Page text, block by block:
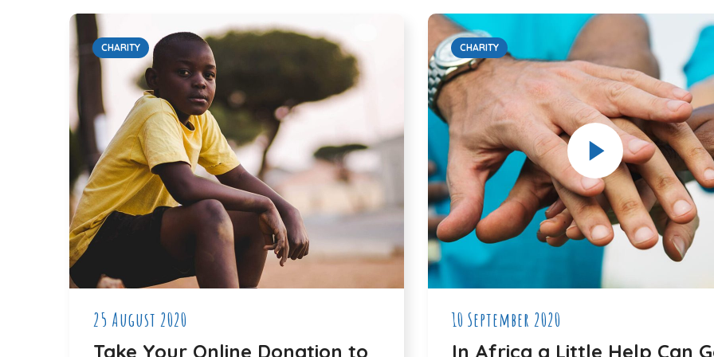
CHARITY
25 August 2020
Take Your Online Donation to
CHARITY
10 September 2020
In Africa a Little Help Can